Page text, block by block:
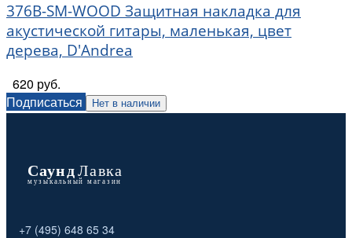
376B-SM-WOOD Защитная накладка для
акустической гитары, маленькая, цвет
дерева, D'Andrea
620 руб.
Подписаться
Нет в наличии
+7 (495) 648 65 34